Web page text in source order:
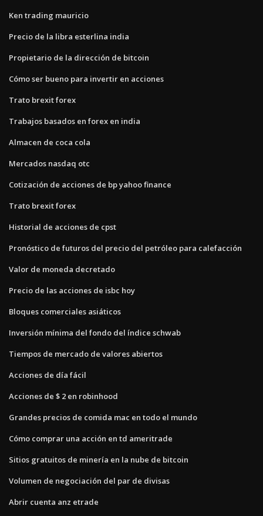
Ken trading mauricio
Precio de la libra esterlina india
Propietario de la dirección de bitcoin
Cómo ser bueno para invertir en acciones
Trato brexit forex
Trabajos basados ​​en forex en india
Almacen de coca cola
Mercados nasdaq otc
Cotización de acciones de bp yahoo finance
Trato brexit forex
Historial de acciones de cpst
Pronóstico de futuros del precio del petróleo para calefacción
Valor de moneda decretado
Precio de las acciones de isbc hoy
Bloques comerciales asiáticos
Inversión mínima del fondo del índice schwab
Tiempos de mercado de valores abiertos
Acciones de día fácil
Acciones de $ 2 en robinhood
Grandes precios de comida mac en todo el mundo
Cómo comprar una acción en td ameritrade
Sitios gratuitos de minería en la nube de bitcoin
Volumen de negociación del par de divisas
Abrir cuenta anz etrade